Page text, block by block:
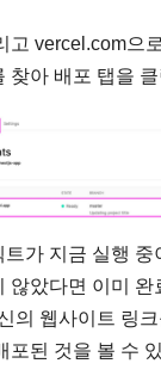
고 vercel.com으
찾아 배포 탭을
가 지금 실행 중
않았다면 이미 완
의 웹사이트 링
포된 것을 볼 수